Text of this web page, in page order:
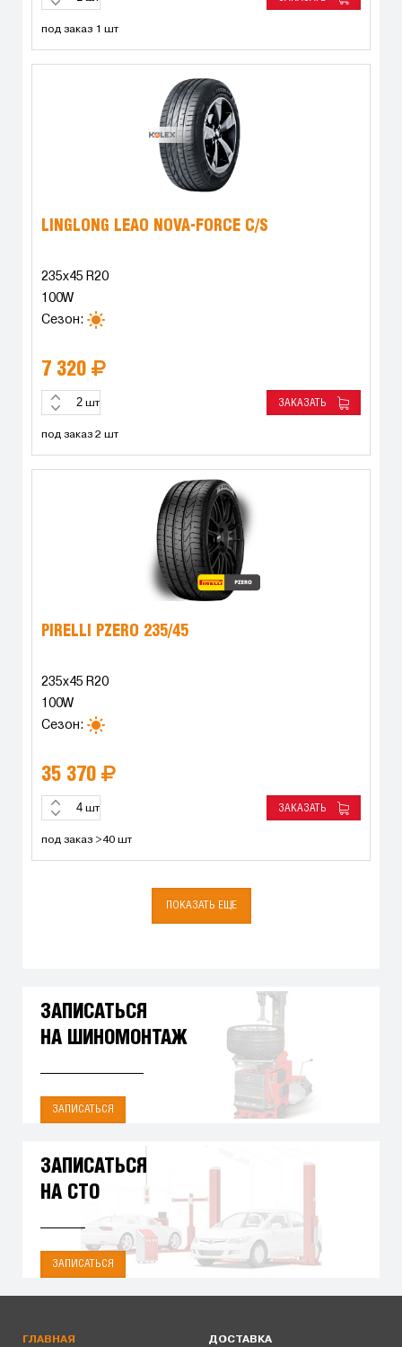
под заказ 1 шт
LINGLONG LEAO NOVA-FORCE C/S
235x45 R20
100W
Сезон:
7 320
шт ЗАКАЗАТЬ
под заказ 2 шт
PIRELLI PZERO 235/45
235x45 R20
100W
Сезон:
35 370
шт ЗАКАЗАТЬ
под заказ >40 шт
ПОКАЗАТЬ ЕЩЕ
ЗАПИСАТЬСЯ
НА ШИНОМОНТАЖ
ЗАПИСАТЬСЯ
ЗАПИСАТЬСЯ
НА СТО
ЗАПИСАТЬСЯ
ГЛАВНАЯ ДОСТАВКА